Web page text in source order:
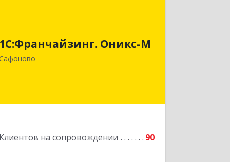
1С:Франчайзинг. Оникс-М
Клиентов на сопровождении 90
215500, Смоленская обл, Сафоновский
р-н, Сафоново г, Революционная ул,